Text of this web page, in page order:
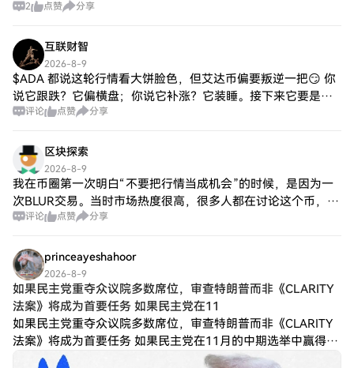
潜在支撑位附近的买单。 限价单的执行机会:该地址设置的限价
2 点赞 分享
互联财智
2026-8-9
$ADA 都说这轮行情看大饼脸色，但艾达币偏要叛逆一把😏 你
说它跟跌？它偏横盘；你说它补涨？它装睡。接下来它要是真
跟btc唱反调，空头怕是要被气笑。盯紧点，别站错队！
评论 点赞 分享
区块探索
2026-8-9
我在币圈第一次明白“不要把行情当成机会”的时候，是因为一
次BLUR交易。当时市场热度很高，很多人都在讨论这个币，社
群里面每天都是各种看涨声音。我那时候没有自己的计划，只
评论 点赞 分享
princeayeshahoor
2026-8-9
如果民主党重夺众议院多数席位，审查特朗普而非《CLARITY
法案》将成为首要任务 如果民主党在11
如果民主党重夺众议院多数席位，审查特朗普而非《CLARITY
法案》将成为首要任务 如果民主党在11月的中期选举中赢得众
议院多数席位，预计传唤唐纳德·特朗普总统的财务状况和加密